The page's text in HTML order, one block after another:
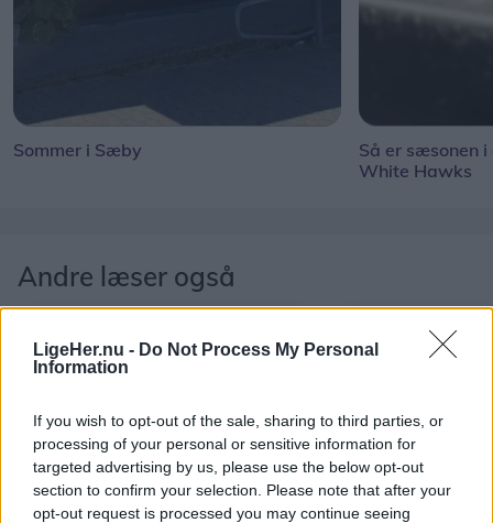
LigeHer.nu - Do Not Process My Personal
Information
If you wish to opt-out of the sale, sharing to third parties, or
processing of your personal or sensitive information for
targeted advertising by us, please use the below opt-out
section to confirm your selection. Please note that after your
opt-out request is processed you may continue seeing
Sommer i Sæby
Så er sæsonen
White Hawks
Andre læser også
Events Mennesker